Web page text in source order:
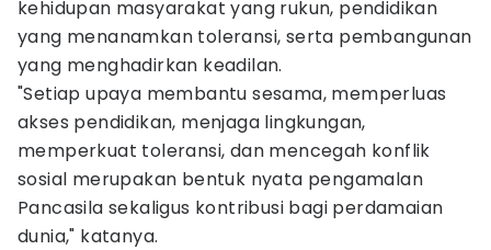
kehidupan masyarakat yang rukun, pendidikan
yang menanamkan toleransi, serta pembangunan
yang menghadirkan keadilan.
"Setiap upaya membantu sesama, memperluas
akses pendidikan, menjaga lingkungan,
memperkuat toleransi, dan mencegah konflik
sosial merupakan bentuk nyata pengamalan
Pancasila sekaligus kontribusi bagi perdamaian
dunia," katanya.